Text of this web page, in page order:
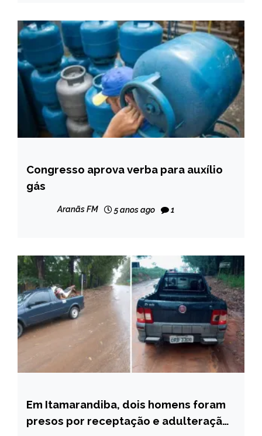
BRASIL
NOTÍCIAS
Congresso aprova verba para auxílio
gás
Aranãs FM 5 anos ago 1
CAPELINHA
MINAS
Em Itamarandiba, dois homens foram
presos por receptação e adulteração